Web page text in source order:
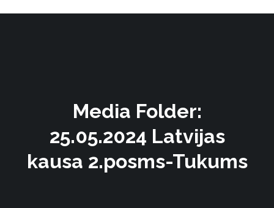
Media Folder:
25.05.2024 Latvijas
kausa 2.posms-Tukums